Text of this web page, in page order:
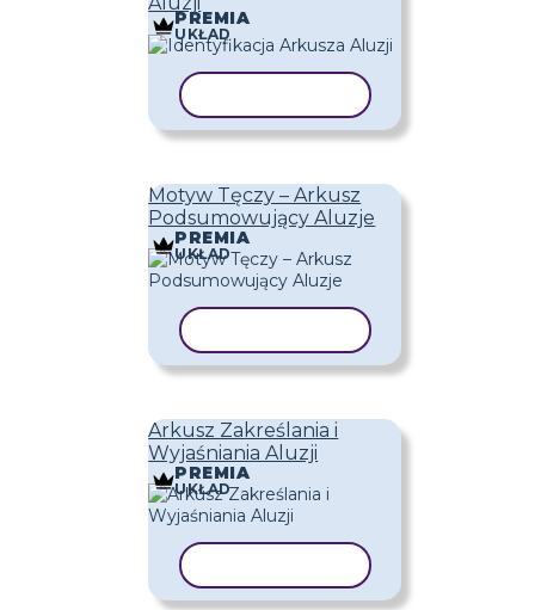
PREMIA
UKŁAD
Motyw Tęczy – Arkusz
Podsumowujący Aluzje
PREMIA
UKŁAD
Arkusz Zakreślania i
Wyjaśniania Aluzji
PREMIA
UKŁAD